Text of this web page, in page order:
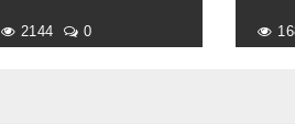
2144 0